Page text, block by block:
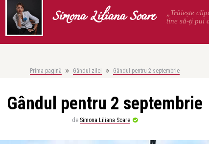
Simona Liliana Soare
„Trăiește
tine să-ți pui
Prima pagină Gândul zilei Gândul pentru 2 septembrie
Gândul pentru 2 septembrie
de Simona Liliana Soare